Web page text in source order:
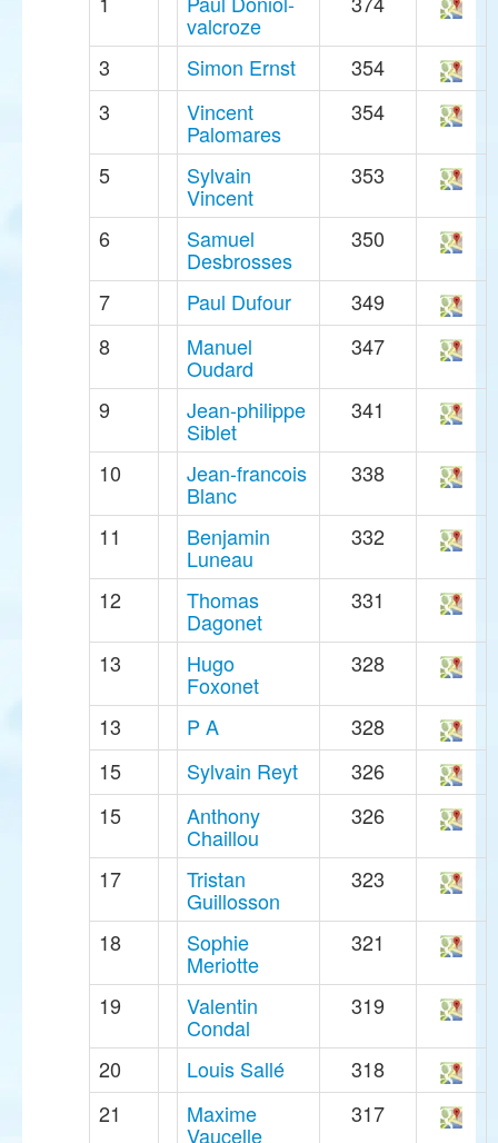
valcroze
3 Simon Ernst
354
3
Vincent
Palomares
354
5 Sylvain
Vincent
353
6 Samuel
Desbrosses
350
7 Paul Dufour
349
8
Manuel
Oudard
347
9 Jean-philippe
Siblet
341
10 Jean-francois
Blanc
338
11 Benjamin
Luneau
332
12 Thomas
Dagonet
331
13 Hugo
Foxonet
328
13 P A
328
15
Sylvain Reyt
326
15
Anthony
Chaillou
326
17 Tristan
Guillosson
323
18 Sophie
Meriotte
321
19 Valentin
Condal
319
20 Louis Sallé
318
21
Maxime
Vaucelle
317